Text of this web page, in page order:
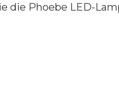
die Phoebe LED-